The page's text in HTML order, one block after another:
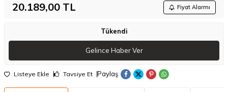
20.189,00 TL Fiyat Alarmı
Tükendi
Gelince Haber Ver
Listeye Ekle Tavsiye Et Paylaş